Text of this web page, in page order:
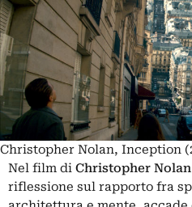
Christopher Nolan, Inception
Nel film di Christopher Nolan
riflessione sul rapporto fra